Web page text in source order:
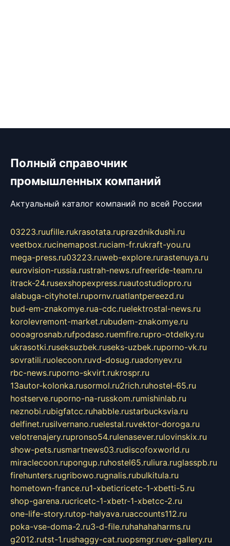
Полный справочник
промышленных компаний
Актуальный каталог компаний по всей России
03223.ruufille.rukrasotata.ruprazdnikdushi.ru
veetbox.rucinemapost.ruciam-fr.rukraft-you.ru
mega-press.ru03223.ruweb-explore.rurastenuya.ru
eurovision-russia.rustrah-news.rufreeride-team.ru
itrack-24.rusexshopexpress.ruautostudiopro.ru
alabuga-cityhotel.rupornv.ruatlantpereezd.ru
bud-em-znakomye.rua-cdc.ruelektrostal-news.ru
korolevremont-market.rubudem-znakomye.ru
oooagrosnab.rufpodaso.ruemfire.rupro-otdelky.ru
ukrasotki.ruseksuzbek.ruseks-uzbek.ruporno-vk.ru
sovratili.ruolecoon.ruvd-dosug.ruadonyev.ru
rbc-news.ruporno-skvirt.rukrospr.ru
13autor-kolonka.rusormol.ru2rich.ruhostel-65.ru
hostserve.ruporno-na-russkom.rumishinlab.ru
neznobi.rubigfatcc.ruhabble.rustarbucksvia.ru
delfinet.rusilvernano.ruelestal.ruvektor-doroga.ru
velotrenajery.rupronso54.rulenasever.rulovinskix.ru
show-pets.rusmartnews03.rudiscofoxworld.ru
miraclecoon.rupongup.ruhostel65.ruliura.ruglasspb.ru
firehunters.rugribowo.rugnalis.rubulkitula.ru
hometown-france.ru1-xbeticricetc-1-xbetti-5.ru
shop-garena.rucricetc-1-xbetr-1-xbetcc-2.ru
one-life-story.rutop-halyava.ruaccounts112.ru
poka-vse-doma-2.ru3-d-file.ruhahahaharms.ru
g2012.rutst-1.rushaggy-cat.ruopsmgr.ruev-gallery.ru